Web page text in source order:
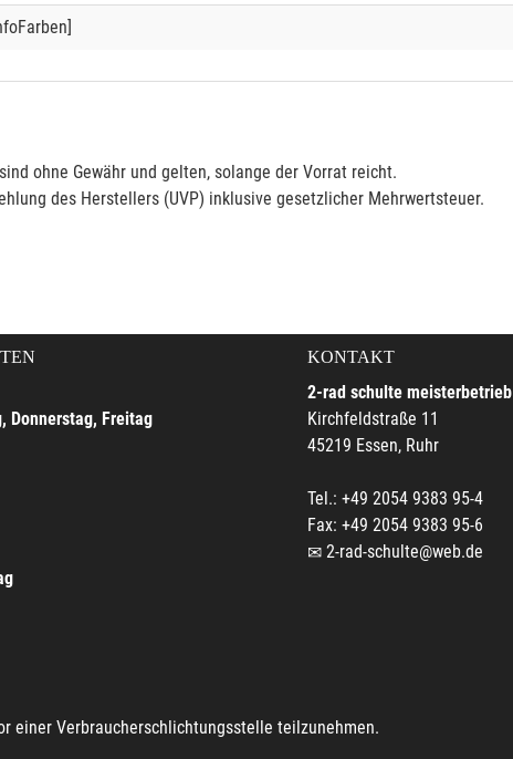
ohne Gewähr und gelten, solange der Vorrat reicht.
des Herstellers (UVP) inklusive gesetzlicher Mehrwertsteuer.
Donnerstag, Freitag
KONTAKT
2-rad schulte meisterbetrieb
Kirchfeldstraße 11
45219 Essen, Ruhr
Tel.: +49 2054 9383 95-4
Fax: +49 2054 9383 95-6
2-rad-schulte@web.de
einer Verbraucherschlichtungsstelle teilzunehmen.